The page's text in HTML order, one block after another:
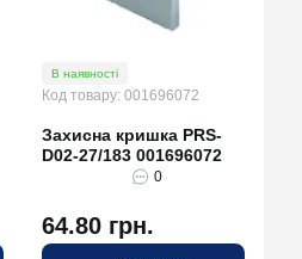
В наявності
Код товару: 001696072
Захисна кришка PRS-
D02-27/183 001696072
0
64.80 грн.